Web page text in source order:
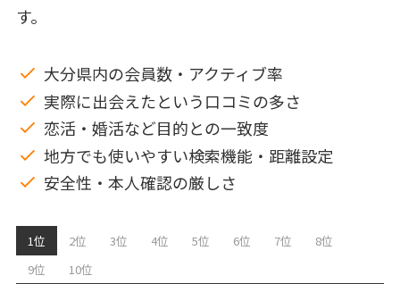
す。
大分県内の会員数・アクティブ率
実際に出会えたという口コミの多さ
恋活・婚活など目的との一致度
地方でも使いやすい検索機能・距離設定
安全性・本人確認の厳しさ
1位 2位 3位 4位 5位 6位 7位
8位
9位
10位